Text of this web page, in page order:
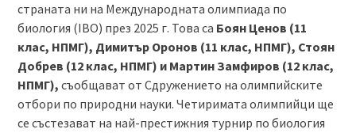
страната ни на Международната олимпиада по
биология (IBO) през 2025 г. Това са Боян Ценов (11
клас, НПМГ), Димитър Оронов (11 клас, НПМГ), Стоян
Добрев (12 клас, НПМГ) и Мартин Замфиров (12 клас,
НПМГ), съобщават от Сдружението на олимпийските
отбори по природни науки. Четиримата олимпийци ще
се състезават на най-престижния турнир по биология